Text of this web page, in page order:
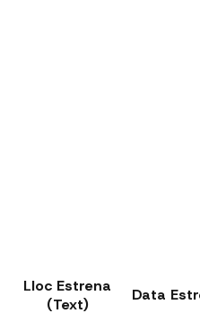
Lloc Estrena
(Text)
Data